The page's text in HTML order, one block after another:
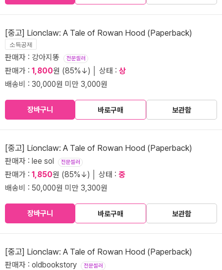
[중고] Lionclaw: A Tale of Rowan Hood (Paperback)
소득공제
판매자 : 강아지똥 전문셀러
판매가 : 1,800원 (85%↓) │ 상태 : 상
배송비 : 30,000원 미만 3,000원
장바구니 바로구매 보관함
[중고] Lionclaw: A Tale of Rowan Hood (Paperback)
판매자 : lee sol 전문셀러
판매가 : 1,850원 (85%↓) │ 상태 : 중
배송비 : 50,000원 미만 3,300원
장바구니 바로구매 보관함
[중고] Lionclaw: A Tale of Rowan Hood (Paperback)
판매자 : oldbookstory 전문셀러